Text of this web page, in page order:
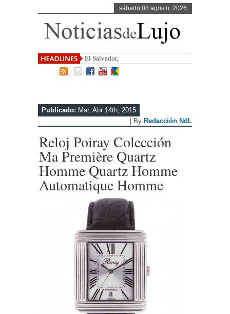
sábado 08 agosto, 2026
El Salvador, uno de los destinos co
Publicado: Mar, Abr 14th, 2015
| By Redacción NdL
Reloj Poiray Colección
Ma Première Quartz
Homme Quartz Homme
Automatique Homme